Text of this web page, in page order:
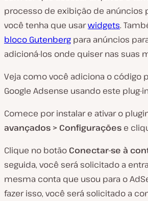
processo de exibição de anúncios
você tenha que usarwidgets.
bloco Gutenberg para anúncios
adicioná-los onde quiser nas suas
Veja como você adiciona o código
Google Adsense usando este plug-
Comece por instalar e ativar o
avançados > Configurações e
Clique no botão Conectar-se à
seguida, você será solicitado a
mesma conta que usou para o
fazer isso, você será solicitado a